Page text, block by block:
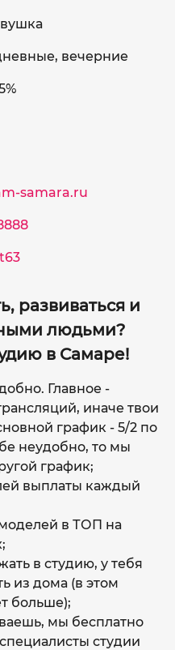
вечерние
samara.ru
развиваться и
людьми?
в Самаре!
Главное -
иначе твои
график - 5/2 по
неудобно, то мы
график;
выплаты каждый
в ТОП на
в студию, у тебя
из дома (в этом
больше);
мы бесплатно
студии